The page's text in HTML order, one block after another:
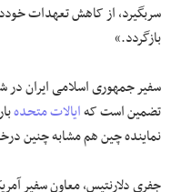
سربگیرد، از کاهش تعهدات
بازگردد.»
سفیر جمهوری اسلامی ایران در
تضمین است کهایالات متحده
نماینده چین هم مشابه چنین
جفری دلارنتیس، معاون سفیر